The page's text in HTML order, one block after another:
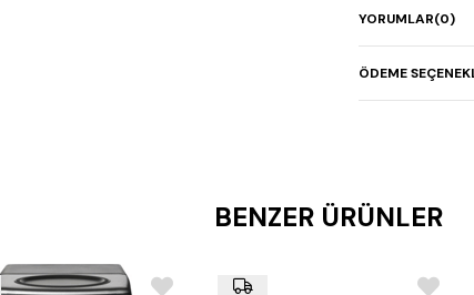
2 farklı
Stok
Saatte 30
YORUMLAR(0)
ÖDEME
BENZER ÜRÜNLER